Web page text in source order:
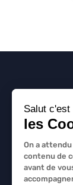
Salut c'est
les
On a
contenu de
avant de